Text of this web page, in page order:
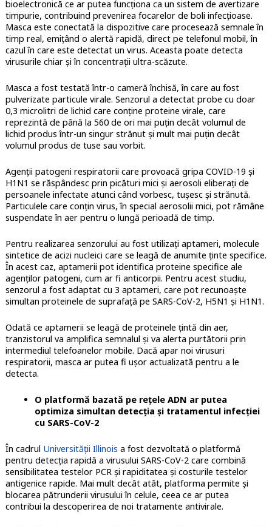
bioelectronică ce ar putea funcționa ca un sistem de avertizare
timpurie, contribuind prevenirea focarelor de boli infecțioase.
Masca este conectată la dispozitive care procesează semnale în
timp real, emițând o alertă rapidă, direct pe telefonul mobil, în
cazul în care este detectat un virus. Aceasta poate detecta
virusurile chiar și în concentrații ultra-scăzute.
Masca a fost testată într-o cameră închisă, în care au fost
pulverizate particule virale. Senzorul a detectat probe cu doar
0,3 microlitri de lichid care conține proteine virale, care
reprezintă de până la 560 de ori mai puțin decât volumul de
lichid produs într-un singur strănut și mult mai puțin decât
volumul produs de tuse sau vorbit.
Agenții patogeni respiratorii care provoacă gripa COVID-19 și
H1N1 se răspândesc prin picături mici și aerosoli eliberați de
persoanele infectate atunci când vorbesc, tușesc și strănută.
Particulele care conțin virus, în special aerosolii mici, pot rămâne
suspendate în aer pentru o lungă perioadă de timp.
Pentru realizarea senzorului au fost utilizați aptameri, molecule
sintetice de acizi nucleici care se leagă de anumite ținte specifice.
În acest caz, aptamerii pot identifica proteine specifice ale
agenților patogeni, cum ar fi anticorpii. Pentru acest studiu,
senzorul a fost adaptat cu 3 aptameri, care pot recunoaște
simultan proteinele de suprafață pe SARS-CoV-2, H5N1 și H1N1.
Odată ce aptamerii se leagă de proteinele țintă din aer,
tranzistorul va amplifica semnalul și va alerta purtătorii prin
intermediul telefoanelor mobile. Dacă apar noi virusuri
respiratorii, masca ar putea fi ușor actualizată pentru a le
detecta.
O platformă bazată pe rețele ADN ar putea
optimiza simultan detecția și tratamentul infecției
cu SARS-CoV-2
În cadrul Universității Illinois a fost dezvoltată o platformă
pentru detecția rapidă a virusului SARS-CoV-2 care combină
sensibilitatea testelor PCR și rapiditatea și costurile testelor
antigenice rapide. Mai mult decât atât, platforma permite și
blocarea pătrunderii virusului în celule, ceea ce ar putea
contribui la descoperirea de noi tratamente antivirale.